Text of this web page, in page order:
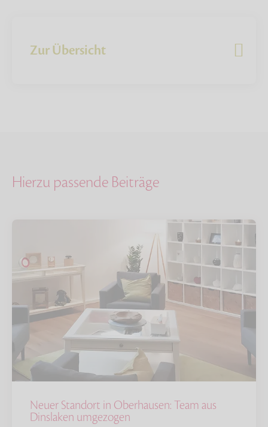
Zur Übersicht
Hierzu passende Beiträge
Neuer Standort in Oberhausen: Team aus
Dinslaken umgezogen